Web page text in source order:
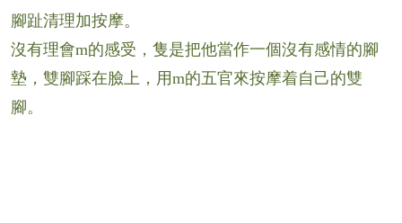
腳趾清理加按摩。
沒有理會m的感受，隻是把他當作一個沒有感情的腳
墊，雙腳踩在臉上，用m的五官來按摩着自己的雙
腳。